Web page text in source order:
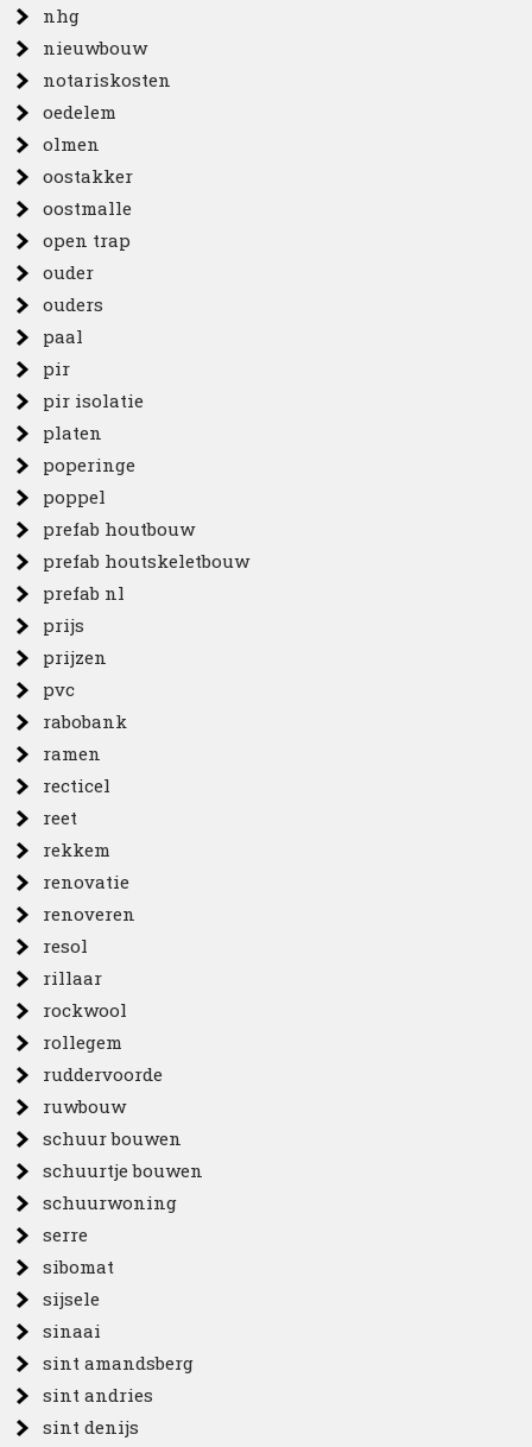
nhg
nieuwbouw
notariskosten
oedelem
olmen
oostakker
oostmalle
open trap
ouder
ouders
paal
pir
pir isolatie
platen
poperinge
poppel
prefab houtbouw
prefab houtskeletbouw
prefab nl
prijs
prijzen
pvc
rabobank
ramen
recticel
reet
rekkem
renovatie
renoveren
resol
rillaar
rockwool
rollegem
ruddervoorde
ruwbouw
schuur bouwen
schuurtje bouwen
schuurwoning
serre
sibomat
sijsele
sinaai
sint amandsberg
sint andries
sint denijs